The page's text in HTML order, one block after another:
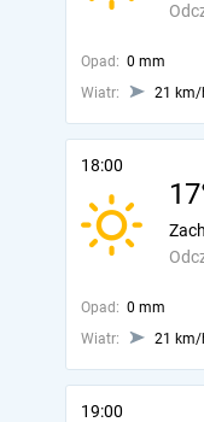
Opad: 0 mm
Wiatr:
21 km/
18:00
Opad: 0 mm
Wiatr:
21 km/
19:00